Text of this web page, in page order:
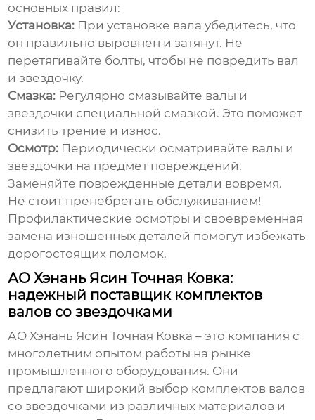
основных правил:
Установка: При установке вала убедитесь, что
он правильно выровнен и затянут. Не
перетягивайте болты, чтобы не повредить вал
и звездочку.
Смазка: Регулярно смазывайте валы и
звездочки специальной смазкой. Это поможет
снизить трение и износ.
Осмотр: Периодически осматривайте валы и
звездочки на предмет повреждений.
Заменяйте поврежденные детали вовремя.
Не стоит пренебрегать обслуживанием!
Профилактические осмотры и своевременная
замена изношенных деталей помогут избежать
дорогостоящих поломок.
АО Хэнань Ясин Точная Ковка:
надежный поставщик комплектов
валов со звездочками
АО Хэнань Ясин Точная Ковка – это компания с
многолетним опытом работы на рынке
промышленного оборудования. Они
предлагают широкий выбор комплектов валов
со звездочками из различных материалов и